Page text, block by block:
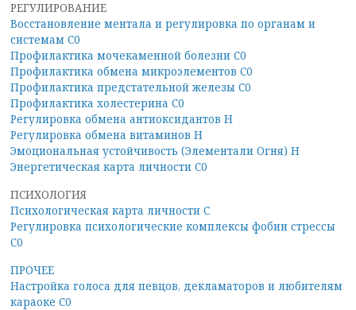
РЕГУЛИРОВАНИЕ
Восстановление ментала и регулировка по органам и
системам С0
Профилактика мочекаменной болезни С0
Профилактика обмена микроэлементов С0
Профилактика предстательной железы С0
Профилактика холестерина С0
Регулировка обмена антиоксидантов Н
Регулировка обмена витаминов Н
Эмоциональная устойчивость (Элементали Огня) Н
Энергетическая карта личности С0
ПСИХОЛОГИЯ
Психологическая карта личности С
Регулировка психологические комплексы фобии стрессы
С0
ПРОЧЕЕ
Настройка голоса для певцов, декламаторов и любителям
караоке С0